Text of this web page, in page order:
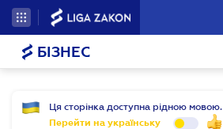
БІЗНЕС
Ця сторінка доступна рідною мовою.
Перейти на українську